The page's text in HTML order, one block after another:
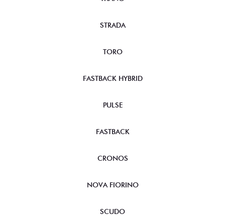
STRADA
TORO
FASTBACK HYBRID
PULSE
FASTBACK
CRONOS
NOVA FIORINO
SCUDO